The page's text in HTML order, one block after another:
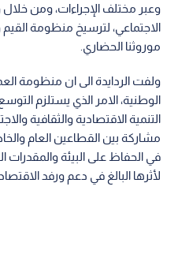
وعبر مختلف الإجراءات، ومن خلال
الاجتماعي، لترسيخ منظومة
موروثنا الحضاري.
ولفت الردايدة الى ان منظومة
الوطنية، الامر الذي يستلزم
التنمية الاقتصادية والثقافية
مشاركة بين القطاعين العام
في الحفاظ على البيئة والمقدرات
لأثرها البالغ في دعم ورفد